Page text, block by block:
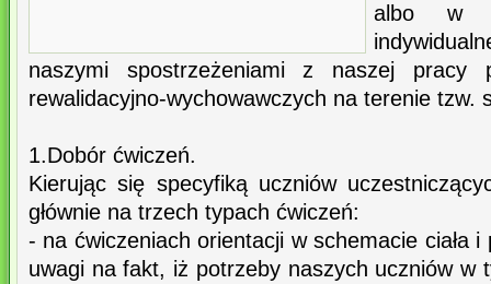
albo w
naszymi spostrzeżeniami z naszej pracy
rewalidacyjno-wychowawczych na terenie tzw.
1.Dobór ćwiczeń.
Kierując się specyfiką uczniów
głównie na trzech typach ćwiczeń:
- na ćwiczeniach orientacji w schemacie ciała
uwagi na fakt, iż potrzeby naszych uczniów w